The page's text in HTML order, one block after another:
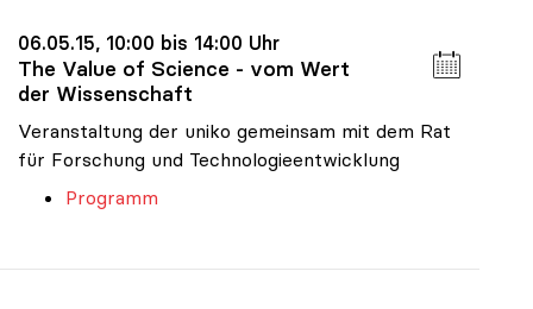
06.05.15, 10:00 bis 14:00 Uhr
The Value of Science - vom Wert
der Wissenschaft
Veranstaltung der uniko gemeinsam mit dem Rat
für Forschung und Technologieentwicklung
Programm